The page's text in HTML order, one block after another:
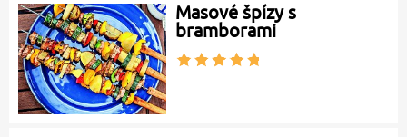
Masové špízy s
bramborami